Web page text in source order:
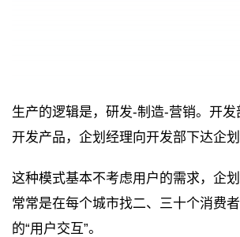
生产的逻辑是，研发-制造-营销。开
开发产品，企划经理向开发部下达企划
这种模式基本不考虑用户的需求，企划
常常是在每个城市找二、三十个消费
的“用户交互”。